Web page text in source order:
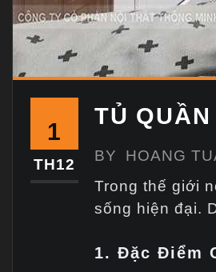
1
TH12
TỦ
BY
HOANG
Trong thế giới
sống hiện đại.
1. Đặc Điểm